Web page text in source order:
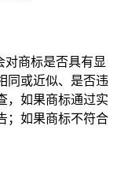
对商标是否具有显
同或近似、是否违
，如果商标通过实
；如果商标不符合